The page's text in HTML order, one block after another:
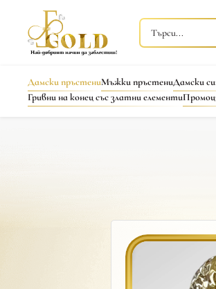
Дамски пръстениМъжки пръстениДамски
Гривни на конец със златни елементи